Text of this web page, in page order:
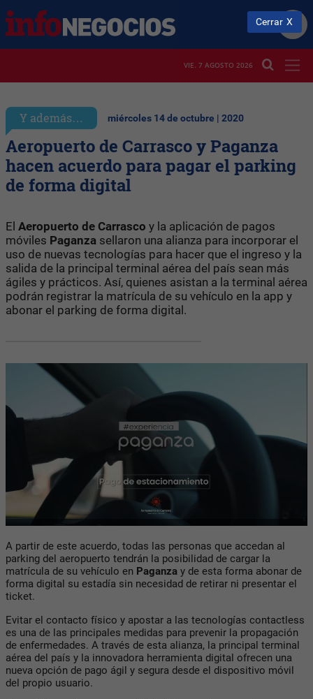
VIE. 7 AGOSTO 2026
Y además… miércoles 14 de octubre | 2020
Aeropuerto de Carrasco y Paganza
hacen acuerdo para pagar el parking
de forma digital
El Aeropuerto de Carrasco y la aplicación de pagos
móviles Paganza sellaron una alianza para incorporar el
uso de nuevas tecnologías para hacer que el ingreso y la
salida de la principal terminal aérea del país sean más
ágiles y prácticos. Así, quienes asistan a la terminal aérea
podrán registrar la matrícula de su vehículo en la app y
abonar el parking de forma digital.
A partir de este acuerdo, todas las personas que accedan al
parking del aeropuerto tendrán la posibilidad de cargar la
matrícula de su vehículo en Paganza y de esta forma abonar de
forma digital su estadía sin necesidad de retirar ni presentar el
ticket.
Evitar el contacto físico y apostar a las tecnologías contactless
es una de las principales medidas para prevenir la propagación
de enfermedades. A través de esta alianza, la principal terminal
aérea del país y la innovadora herramienta digital ofrecen una
nueva opción de pago ágil y segura desde el dispositivo móvil
del propio usuario.
Cerrar